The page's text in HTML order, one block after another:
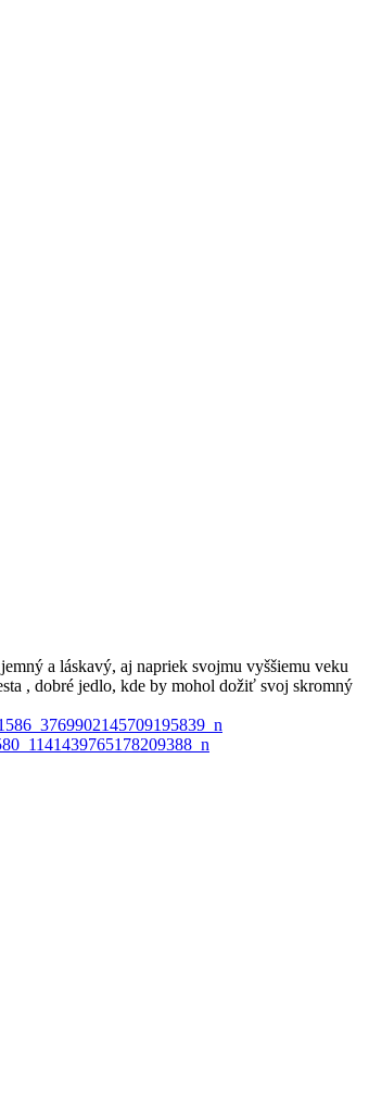
a láskavý, aj napriek svojmu vyššiemu veku
, dobré jedlo, kde by mohol dožiť svoj skromný